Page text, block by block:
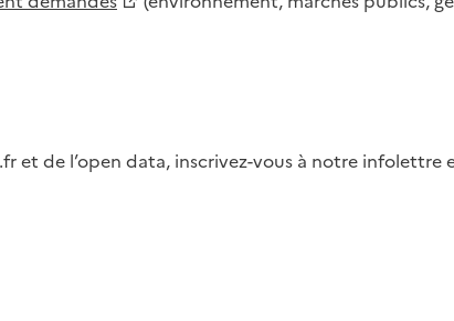
et de l’open data, inscrivez-vous à notre infolettre